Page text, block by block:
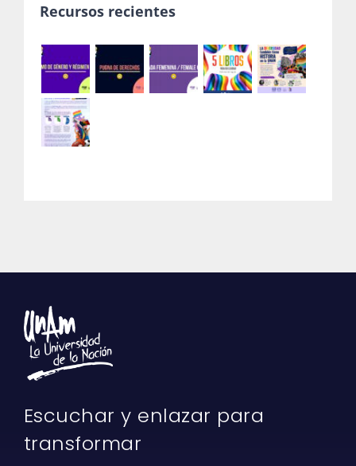
Recursos recientes
Escuchar y enlazar para
transformar